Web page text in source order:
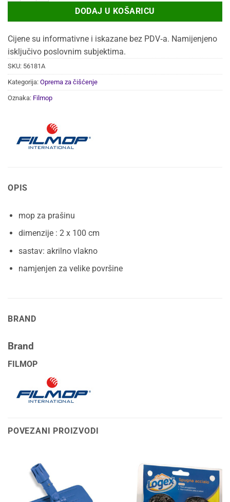
DODAJ U KOŠARICU
Cijene su informativne i iskazane bez PDV‑a. Namijenjeno
isključivo poslovnim subjektima.
SKU: 56181A
Kategorija: Oprema za čišćenje
Oznaka: Filmop
OPIS
mop za prašinu
dimenzije : 2 x 100 cm
sastav: akrilno vlakno
namjenjen za velike površine
BRAND
Brand
FILMOP
POVEZANI PROIZVODI